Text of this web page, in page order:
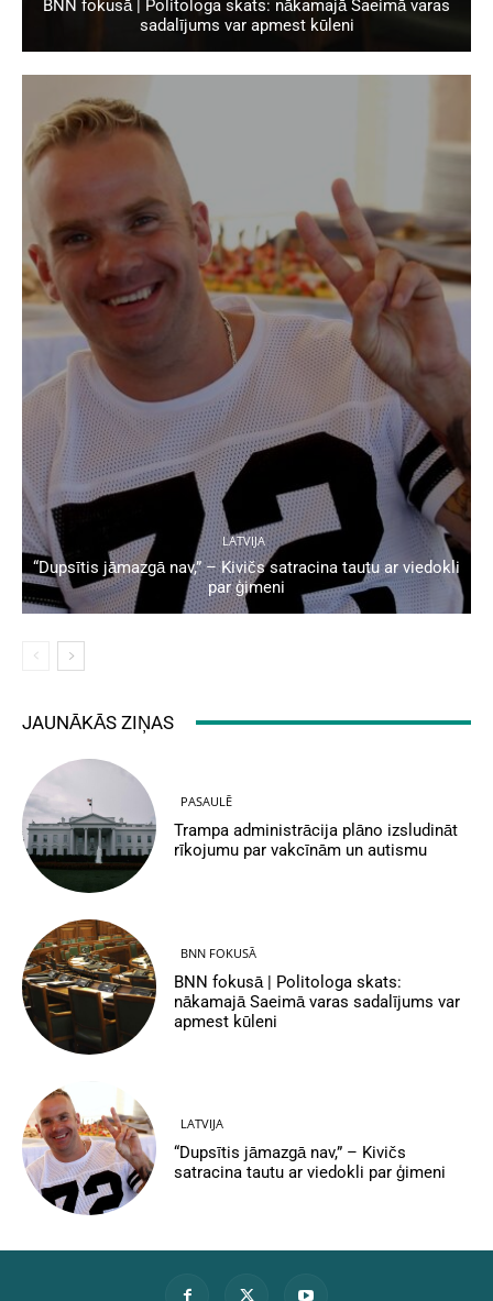
BNN fokusā | Politologa skats: nākamajā Saeimā varas
sadalījums var apmest kūleni
LATVIJA
“Dupsītis jāmazgā nav,” – Kivičs satracina tautu ar viedokli
par ģimeni
JAUNĀKĀS ZIŅAS
PASAULĒ
Trampa administrācija plāno izsludināt
rīkojumu par vakcīnām un autismu
BNN FOKUSĀ
BNN fokusā | Politologa skats:
nākamajā Saeimā varas sadalījums var
apmest kūleni
LATVIJA
“Dupsītis jāmazgā nav,” – Kivičs
satracina tautu ar viedokli par ģimeni